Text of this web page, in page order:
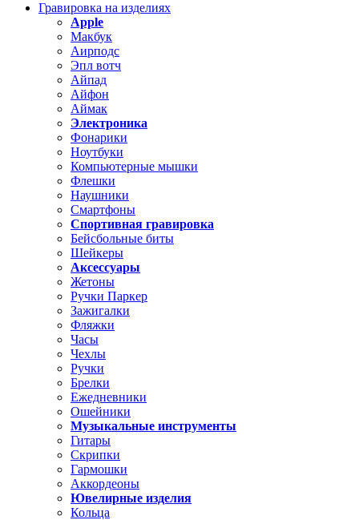
Гравировка на изделиях
Apple
Макбук
Аирподс
Эпл вотч
Айпад
Айфон
Аймак
Электроника
Фонарики
Ноутбуки
Компьютерные мышки
Флешки
Наушники
Смартфоны
Спортивная гравировка
Бейсбольные биты
Шейкеры
Аксессуары
Жетоны
Ручки Паркер
Зажигалки
Фляжки
Часы
Чехлы
Ручки
Брелки
Ежедневники
Ошейники
Музыкальные инструменты
Гитары
Скрипки
Гармошки
Аккордеоны
Ювелирные изделия
Кольца